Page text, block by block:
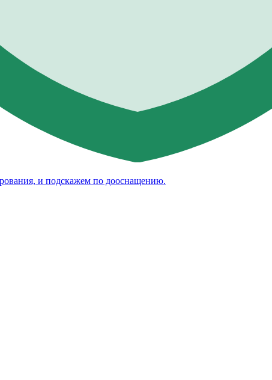
и подскажем по дооснащению.